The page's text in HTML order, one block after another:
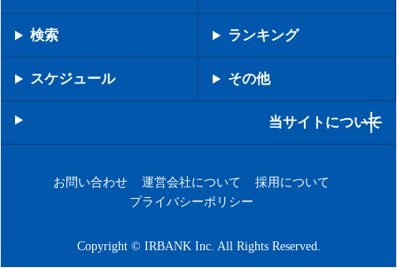
検索 ランキング
スケジュール その他
当サイトについて
お問い合わせ 運営会社について
採用について
プライバシーポリシー
Copyright © IRBANK Inc. All Rights Reserved.